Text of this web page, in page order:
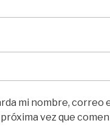
mi nombre,
vez que